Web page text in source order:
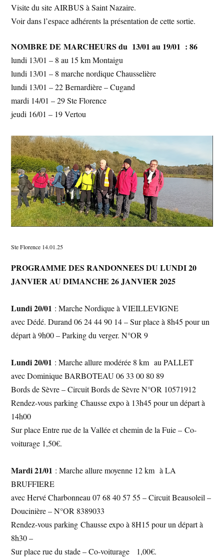
Visite du site AIRBUS à Saint Nazaire.
Voir dans l’espace adhérents la présentation de cette sortie.
NOMBRE DE MARCHEURS du 13/01 au 19/01 : 86
lundi 13/01 – 8 au 15 km Montaigu
lundi 13/01 – 8 marche nordique Chausselière
lundi 13/01 – 22 Bernardière – Cugand
mardi 14/01 – 29 Ste Florence
jeudi 16/01 – 19 Vertou
Ste Florence 14.01.25
PROGRAMME DES RANDONNEES DU LUNDI 20
JANVIER AU DIMANCHE 26 JANVIER 2025
Lundi 20/01 : Marche Nordique à VIEILLEVIGNE
avec Dédé. Durand 06 24 44 90 14 – Sur place à 8h45 pour un
départ à 9h00 – Parking du verger. N°OR 9
Lundi 20/01 : Marche allure modérée 8 km au PALLET
avec Dominique BARBOTEAU 06 33 00 80 89
Bords de Sèvre – Circuit Bords de Sèvre N°OR 10571912
Rendez-vous parking Chausse expo à 13h45 pour un départ à
14h00
Sur place Entre rue de la Vallée et chemin de la Fuie – Co-
voiturage 1,50€.
Mardi 21/01 : Marche allure moyenne 12 km à LA
BRUFFIERE
avec Hervé Charbonneau 07 68 40 57 55 – Circuit Beausoleil –
Doucinière – N°OR 8389033
Rendez-vous parking Chausse expo à 8H15 pour un départ à
8h30 –
Sur place rue du stade – Co-voiturage 1,00€.